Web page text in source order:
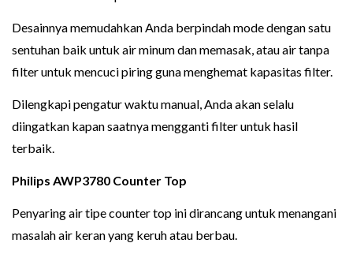
Desainnya memudahkan Anda berpindah mode dengan satu
sentuhan baik untuk air minum dan memasak, atau air tanpa
filter untuk mencuci piring guna menghemat kapasitas filter.
Dilengkapi pengatur waktu manual, Anda akan selalu
diingatkan kapan saatnya mengganti filter untuk hasil
terbaik.
Philips AWP3780 Counter Top
Penyaring air tipe counter top ini dirancang untuk menangani
masalah air keran yang keruh atau berbau.